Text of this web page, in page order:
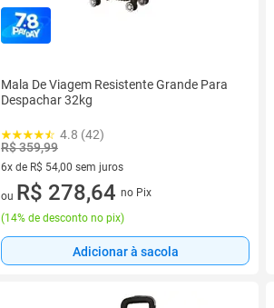
Mala De Viagem Resistente Grande Para
Despachar 32kg
4.8 (42)
R$ 359,99
6x de R$ 54,00 sem juros
6 vez de R$ 54,00 sem juros
ou R$ 278,64 no Pix
(14% de desconto no pix)
Adicionar à sacola